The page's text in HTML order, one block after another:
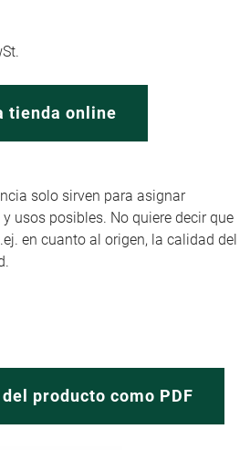
tienda online
solo sirven para asignar
usos posibles. No quiere decir que
en cuanto al origen, la calidad del
producto como PDF